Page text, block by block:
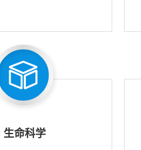
生命科学